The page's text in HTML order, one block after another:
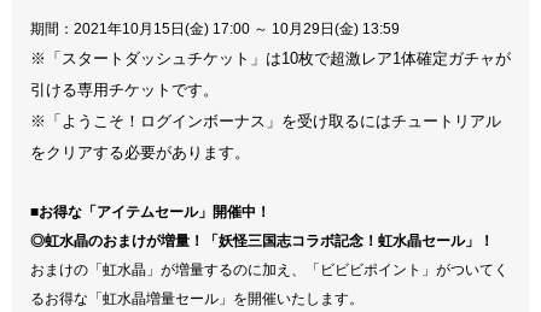
期間：2021年10月15日(金) 17:00 ～ 10月29日(金) 13:59
※「スタートダッシュチケット」は10枚で超激レア1体確定ガチャが
引ける専用チケットです。
※「ようこそ！ログインボーナス」を受け取るにはチュートリアル
をクリアする必要があります。
■お得な「アイテムセール」開催中！
◎虹水晶のおまけが増量！「妖怪三国志コラボ記念！虹水晶セール」！
おまけの「虹水晶」が増量するのに加え、「ビビビポイント」がついてく
るお得な「虹水晶増量セール」を開催いたします。